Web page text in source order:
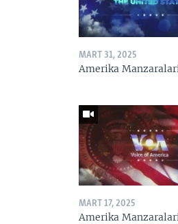
MART 31, 2025
Amerika Manzaralari
MART 17, 2025
Amerika